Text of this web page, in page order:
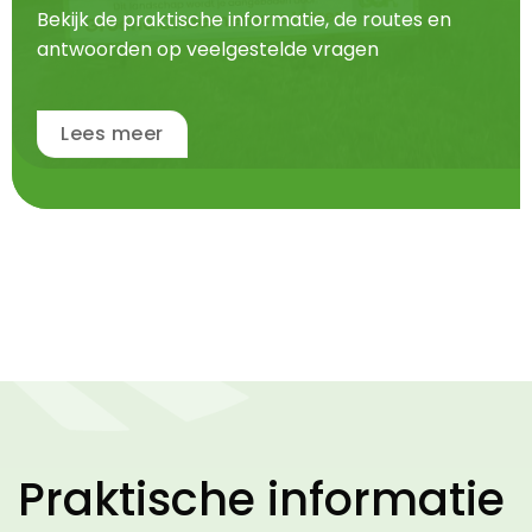
Bekijk de praktische informatie, de routes en
antwoorden op veelgestelde vragen
Lees meer
Praktische informatie